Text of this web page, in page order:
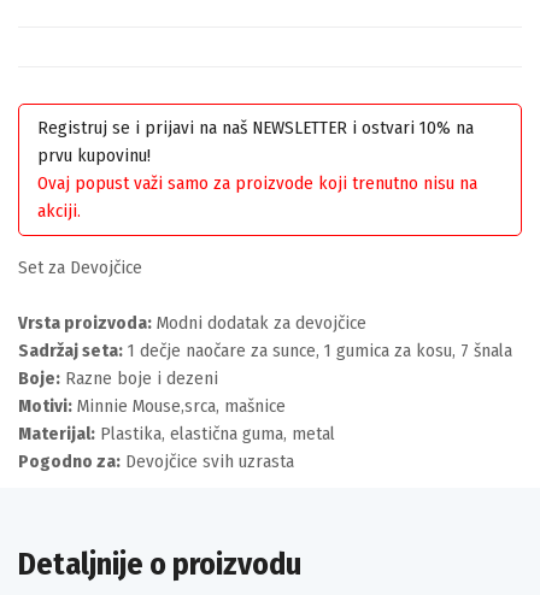
Registruj se i prijavi na naš NEWSLETTER i ostvari 10% na
prvu kupovinu!
Ovaj popust važi samo za proizvode koji trenutno nisu na
akciji.
Set za Devojčice
Vrsta proizvoda: Modni dodatak za devojčice
Sadržaj seta: 1 dečje naočare za sunce, 1 gumica za kosu, 7 šnala
Boje: Razne boje i dezeni
Motivi: Minnie Mouse,srca, mašnice
Materijal: Plastika, elastična guma, metal
Pogodno za: Devojčice svih uzrasta
Detaljnije o proizvodu